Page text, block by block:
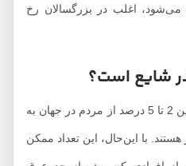
اغلب در بزرگسالان رخ
است؟
برآوردها حاکی از آن است که بین 2 تا 5 درصد از مردم در جهان به
با این‌حال، این تعداد ممکن